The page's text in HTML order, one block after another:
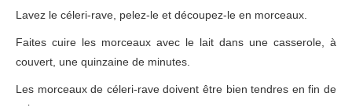
Lavez le céleri-rave, pelez-le et découpez-le en morceaux.
Faites cuire les morceaux avec le lait dans une casserole, à
couvert, une quinzaine de minutes.
Les morceaux de céleri-rave doivent être bien tendres en fin de